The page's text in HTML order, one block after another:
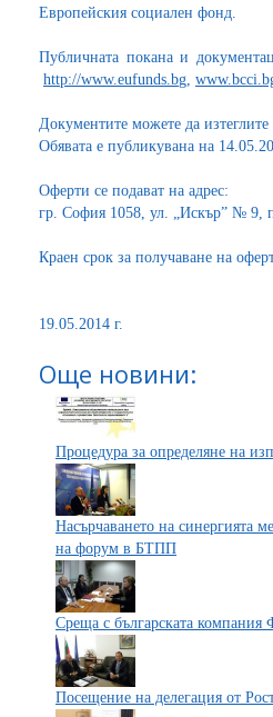
Европейския социален фонд.
Публичната покана и
http://www.eufunds.bg,
Документите можете да изтеглите
Обявата е публикувана на
Оферти се подават на адрес:
гр. София 1058, ул. „Искър” № 9,
Краен срок за получаване на
19.05.2014 г.
Още новини:
Процедура за определяне на
Насърчаването на синергията
на форум в БТПП
Среща с българската компания
Посещение на делегация от